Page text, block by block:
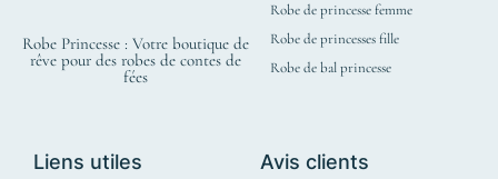
Robe Princesse : Votre boutique de
rêve pour des robes de contes de
fées
Robe de princesse femme
Robe de princesses fille
Robe de bal princesse
Liens utiles Avis clients